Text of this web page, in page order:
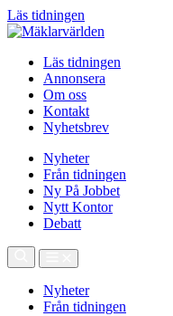
Läs tidningen
Läs tidningen
Annonsera
Om oss
Kontakt
Nyhetsbrev
Nyheter
Från tidningen
Ny På Jobbet
Nytt Kontor
Debatt
Nyheter
Från tidningen